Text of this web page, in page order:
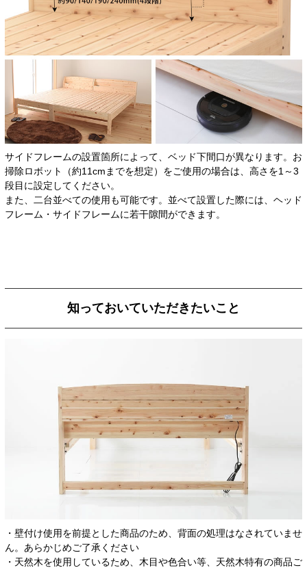
サイドフレームの設置箇所によって、ベッド下間口が異なります。お
掃除ロボット（約11cmまでを想定）をご使用の場合は、高さを1～3
段目に設定してください。
また、二台並べての使用も可能です。並べて設置した際には、ヘッド
フレーム・サイドフレームに若干隙間ができます。
知っておいていただきたいこと
・壁付け使用を前提とした商品のため、背面の処理はなされていませ
ん。あらかじめご了承ください
・天然木を使用しているため、木目や色合い等、天然木特有の商品ご